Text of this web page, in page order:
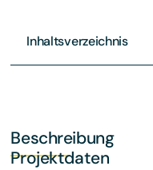
Inhaltsverzeichnis
Beschreibung
Projektdaten